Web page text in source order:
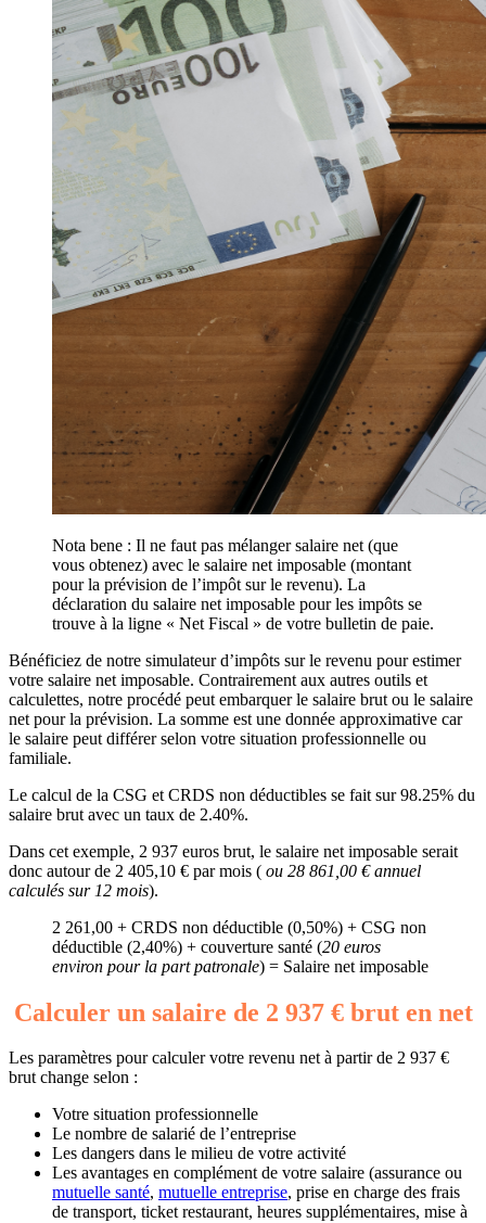
Nota bene : Il ne faut pas mélanger salaire net (que
vous obtenez) avec le salaire net imposable (montant
pour la prévision de l’impôt sur le revenu). La
déclaration du salaire net imposable pour les impôts se
trouve à la ligne « Net Fiscal » de votre bulletin de paie.
Bénéficiez de notre simulateur d’impôts sur le revenu pour estimer
votre salaire net imposable. Contrairement aux autres outils et
calculettes, notre procédé peut embarquer le salaire brut ou le salaire
net pour la prévision. La somme est une donnée approximative car
le salaire peut différer selon votre situation professionnelle ou
familiale.
Le calcul de la CSG et CRDS non déductibles se fait sur 98.25% du
salaire brut avec un taux de 2.40%.
Dans cet exemple, 2 937 euros brut, le salaire net imposable serait
donc autour de 2 405,10 € par mois ( ou 28 861,00 € annuel
calculés sur 12 mois).
2 261,00 + CRDS non déductible (0,50%) + CSG non
déductible (2,40%) + couverture santé (20 euros
environ pour la part patronale) = Salaire net imposable
Calculer un salaire de 2 937 € brut en net
Les paramètres pour calculer votre revenu net à partir de 2 937 €
brut change selon :
Votre situation professionnelle
Le nombre de salarié de l’entreprise
Les dangers dans le milieu de votre activité
Les avantages en complément de votre salaire (assurance ou
mutuelle santé, mutuelle entreprise, prise en charge des frais
de transport, ticket restaurant, heures supplémentaires, mise à